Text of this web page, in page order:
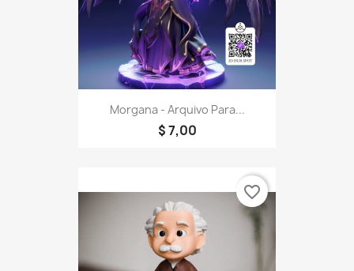
Morgana - Arquivo Para...
$ 7,00
favorite_border